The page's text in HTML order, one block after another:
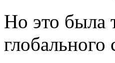
Но это была
глобального